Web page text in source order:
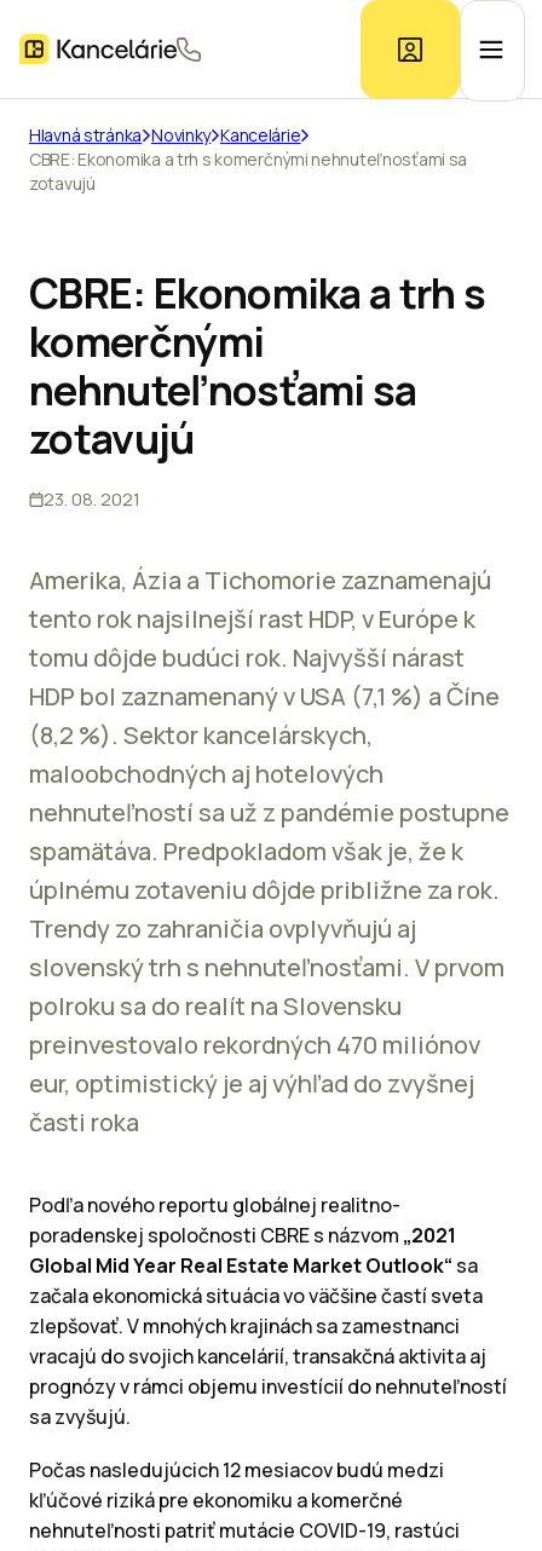
Ponuka kancelárií
Hlavná stránka Novinky Kancelárie
CBRE: Ekonomika a trh s komerčnými nehnuteľnosťami sa
zotavujú
CBRE: Ekonomika a trh s
komerčnými
nehnuteľnosťami sa
zotavujú
23. 08. 2021
Amerika, Ázia a Tichomorie zaznamenajú
tento rok najsilnejší rast HDP, v Európe k
tomu dôjde budúci rok. Najvyšší nárast
HDP bol zaznamenaný v USA (7,1 %) a Číne
(8,2 %). Sektor kancelárskych,
maloobchodných aj hotelových
nehnuteľností sa už z pandémie postupne
spamätáva. Predpokladom však je, že k
úplnému zotaveniu dôjde približne za rok.
Trendy zo zahraničia ovplyvňujú aj
slovenský trh s nehnuteľnosťami. V prvom
polroku sa do realít na Slovensku
preinvestovalo rekordných 470 miliónov
eur, optimistický je aj výhľad do zvyšnej
časti roka
Podľa nového reportu globálnej realitno-
poradenskej spoločnosti CBRE s názvom „2021
Global Mid Year Real Estate Market Outlook“ sa
začala ekonomická situácia vo väčšine častí sveta
zlepšovať. V mnohých krajinách sa zamestnanci
vracajú do svojich kancelárií, transakčná aktivita aj
prognózy v rámci objemu investícií do nehnuteľností
sa zvyšujú.
Počas nasledujúcich 12 mesiacov budú medzi
kľúčové riziká pre ekonomiku a komerčné
nehnuteľnosti patriť mutácie COVID-19, rastúci